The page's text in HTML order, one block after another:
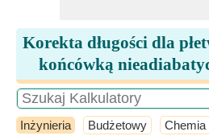
Korekta długości dla
końcówką
Inżynieria Budżetowy Chemia